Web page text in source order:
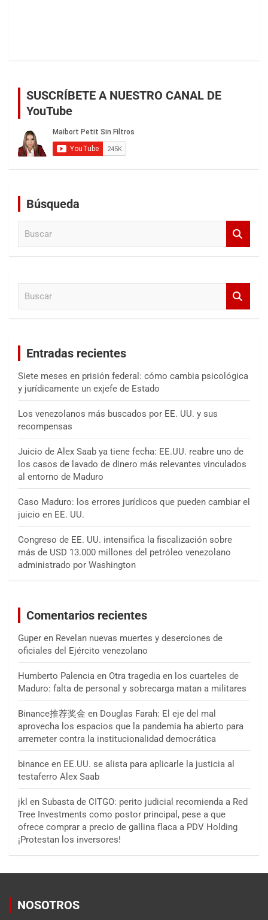
SUSCRÍBETE A NUESTRO CANAL DE
YouTube
Búsqueda
Entradas recientes
Siete meses en prisión federal: cómo cambia psicológica
y jurídicamente un exjefe de Estado
Los venezolanos más buscados por EE. UU. y sus
recompensas
Juicio de Alex Saab ya tiene fecha: EE.UU. reabre uno de
los casos de lavado de dinero más relevantes vinculados
al entorno de Maduro
Caso Maduro: los errores jurídicos que pueden cambiar el
juicio en EE. UU.
Congreso de EE. UU. intensifica la fiscalización sobre
más de USD 13.000 millones del petróleo venezolano
administrado por Washington
Comentarios recientes
Guper en Revelan nuevas muertes y deserciones de
oficiales del Ejército venezolano
Humberto Palencia en Otra tragedia en los cuarteles de
Maduro: falta de personal y sobrecarga matan a militares
Binance推荐奖金 en Douglas Farah: El eje del mal
aprovecha los espacios que la pandemia ha abierto para
arremeter contra la institucionalidad democrática
binance en EE.UU. se alista para aplicarle la justicia al
testaferro Alex Saab
jkl en Subasta de CITGO: perito judicial recomienda a Red
Tree Investments como postor principal, pese a que
ofrece comprar a precio de gallina flaca a PDV Holding
¡Protestan los inversores!
NOSOTROS